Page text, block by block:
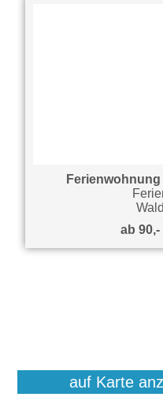
ab
auf Karte